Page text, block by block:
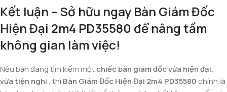
Kết luận – Sở hữu ngay Bàn Giám Đốc
Hiện Đại 2m4 PD35580 để nâng tầm
không gian làm việc!
Nếu bạn đang tìm kiếm mộtchiếc bàn giám đốc vừa hiện đại,
vừa tiện nghi, thì Bàn Giám Đốc Hiện Đại 2m4 PD35580 chính là